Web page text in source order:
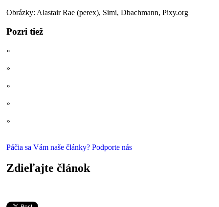
Obrázky: Alastair Rae (perex), Simi, Dbachmann, Pixy.org
Pozri tiež
»
»
»
»
»
Páčia sa Vám naše články? Podporte nás
Zdieľajte článok